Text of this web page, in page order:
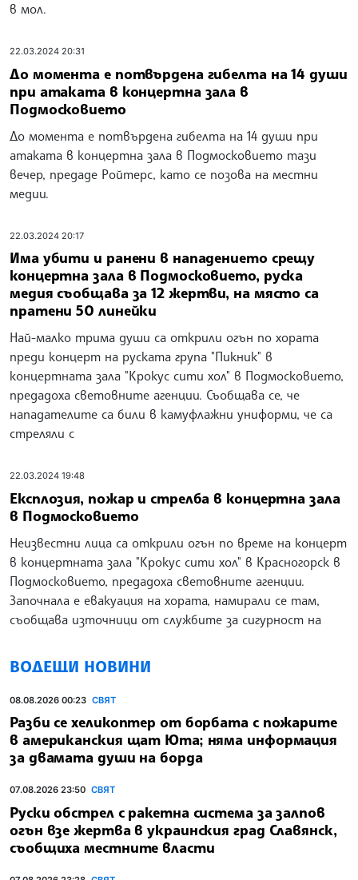
в мол.
22.03.2024 20:31
До момента е потвърдена гибелта на 14 души
при атаката в концертна зала в
Подмосковието
До момента е потвърдена гибелта на 14 души при
атаката в концертна зала в Подмосковието тази
вечер, предаде Ройтерс, като се позова на местни
медии.
22.03.2024 20:17
Има убити и ранени в нападението срещу
концертна зала в Подмосковието, руска
медия съобщава за 12 жертви, на място са
пратени 50 линейки
Най-малко трима души са открили огън по хората
преди концерт на руската група "Пикник" в
концертната зала "Крокус сити хол" в Подмосковието,
предадоха световните агенции. Съобщава се, че
нападателите са били в камуфлажни униформи, че са
стреляли с
22.03.2024 19:48
Експлозия, пожар и стрелба в концертна зала
в Подмосковието
Неизвестни лица са открили огън по време на концерт
в концертната зала "Крокус сити хол" в Красногорск в
Подмосковието, предадоха световните агенции.
Започнала е евакуация на хората, намирали се там,
съобщава източници от службите за сигурност на
ВОДЕЩИ НОВИНИ
08.08.2026 00:23 СВЯТ
Разби се хеликоптер от борбата с пожарите
в американския щат Юта; няма информация
за двамата души на борда
07.08.2026 23:50 СВЯТ
Руски обстрел с ракетна система за залпов
огън взе жертва в украинския град Славянск,
съобщиха местните власти